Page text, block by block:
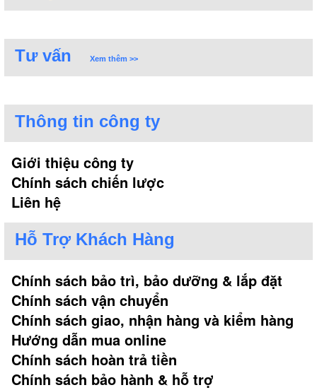
Tư vấn Xem thêm >>
Thông tin công ty
Giới thiệu công ty
Chính sách chiến lược
Liên hệ
Hỗ Trợ Khách Hàng
Chính sách bảo trì, bảo dưỡng & lắp đặt
Chính sách vận chuyển
Chính sách giao, nhận hàng và kiểm hàng
Hướng dẫn mua online
Chính sách hoàn trả tiền
Chính sách bảo hành & hỗ trợ